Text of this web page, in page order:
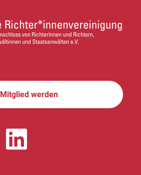
Mitglied werden